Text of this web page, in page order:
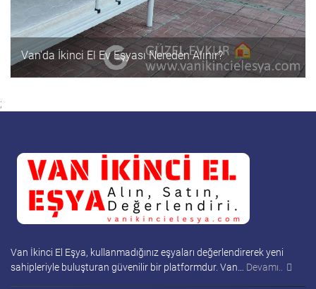
Van'da İkinci El Ev Eşyası Nereden Alınır?
;
Van İkinci El Eşya, kullanmadığınız eşyaları değerlendirerek yeni
sahipleriyle buluşturan güvenilir bir platformdur. Van… Devamı..